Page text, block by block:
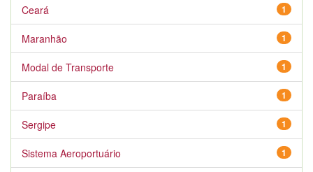
1
Ceará
1
Maranhão
1
Modal de Transporte
1
Paraíba
1
Sergipe
1
Sistema Aeroportuário